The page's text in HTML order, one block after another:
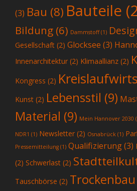
(3) Bau (8) Bauteile
Bildung (6) Dammstoff(1)
Gesellschaft (2) Glocksee (3)
Innenarchitektur (2) Klimaallianz (2)
Kongress (2)
Kunst (2) Lebensstil (9)
Material (9) Mein Hannover 2030
NDR1 (1) Newsletter (2) Osnabrück (1)
Pressemitteilung (1) Qualifizierung(3)
(2) Schwerlast (2)
Tauschbörse (2) Trockenbau